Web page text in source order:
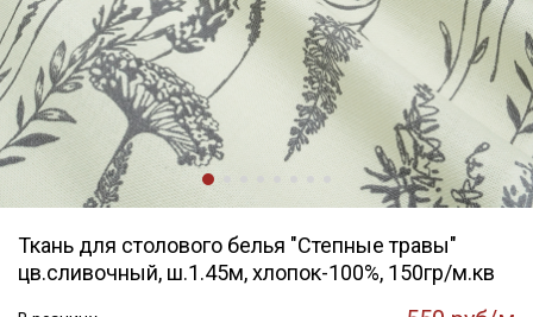
Ткань для столового белья "Степные травы"
цв.сливочный, ш.1.45м, хлопок-100%, 150гр/м.кв